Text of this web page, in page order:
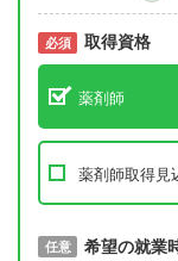
必須 取得資格
薬剤師
薬剤師取得見
必須 取得予定年
任意 希望の就業